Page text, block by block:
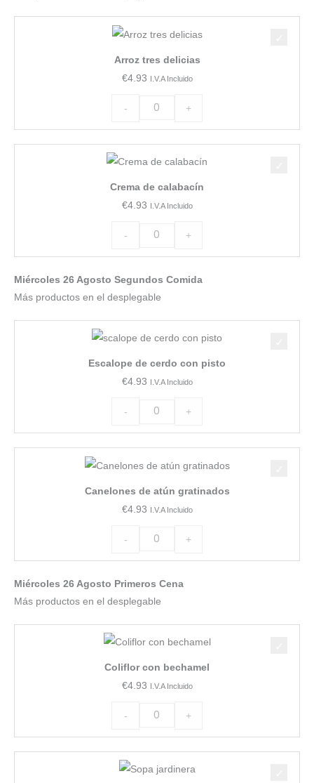
Arroz tres delicias
€4.93 I.V.A Incluido
-
delicias
cantidad
+
Crema de calabacín
€4.93 I.V.A Incluido
-
calabacín
cantidad
+
Miércoles 26 Agosto Segundos Comida
Más productos en el desplegable
Escalope de cerdo con pisto
€4.93 I.V.A Incluido
-
cerdo
con
+
Canelones de atún gratinados
€4.93 I.V.A Incluido
-
atún
gratinados
+
Miércoles 26 Agosto Primeros Cena
Más productos en el desplegable
Coliflor con bechamel
€4.93 I.V.A Incluido
-
bechamel
cantidad
+